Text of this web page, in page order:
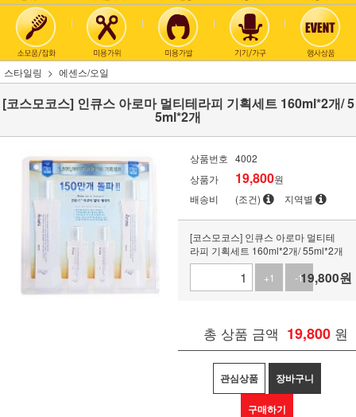
스타일링 에센스/오일
[코스모코스] 인큐스 아로마 멀티테라피 기획세트 160ml*2개/ 5
5ml*2개
상품번호 4002
상품가
19,800원
배송비
(조건) 지역별
[코스모코스] 인큐스 아로마 멀티테
라피 기획세트 160ml*2개/ 55ml*2개
+1
-119,800원
총 상품 금액 19,800 원
관심상품 장바구니
구매하기